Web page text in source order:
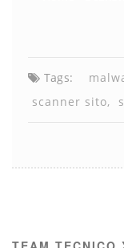
Tags:
scanner sito